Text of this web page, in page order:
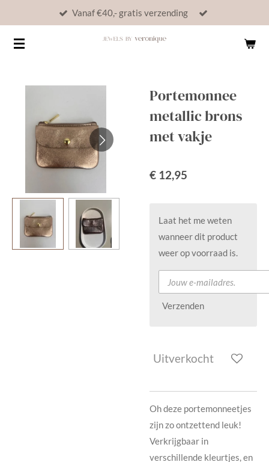
naar
Vanaf €40,- gratis verzending
Portemonnee
metallic brons
met vakje
€ 12,95
Laat het me weten
wanneer dit product
weer op voorraad is.
Verzenden
Uitverkocht
Oh deze portemonneetjes
zijn zo ontzettend leuk!
Verkrijgbaar in
verschillende kleurtjes, en